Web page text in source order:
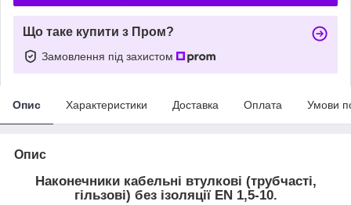
Що таке купити з Пром?
Замовлення під захистом
Опис Характеристики Доставка Оплата Умови
Опис
Наконечники кабельні втулкові (трубчасті,
гільзові) без ізоляції EN 1,5-10.